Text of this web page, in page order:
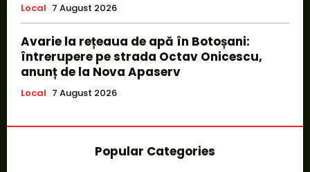
Local 7 August 2026
Avarie la rețeaua de apă în Botoșani:
întrerupere pe strada Octav Onicescu,
anunț de la Nova Apaserv
Local 7 August 2026
Popular Categories